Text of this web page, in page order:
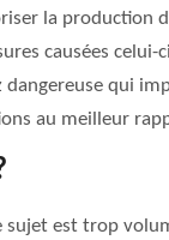
la
causées
dangereuse qui
au meilleur
sujet est trop